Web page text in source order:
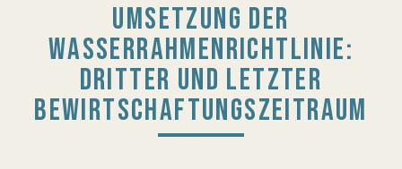
UMSETZUNG DER
WASSERRAHMENRICHTLINIE:
DRITTER UND LETZTER
BEWIRTSCHAFTUNGSZEITRAUM